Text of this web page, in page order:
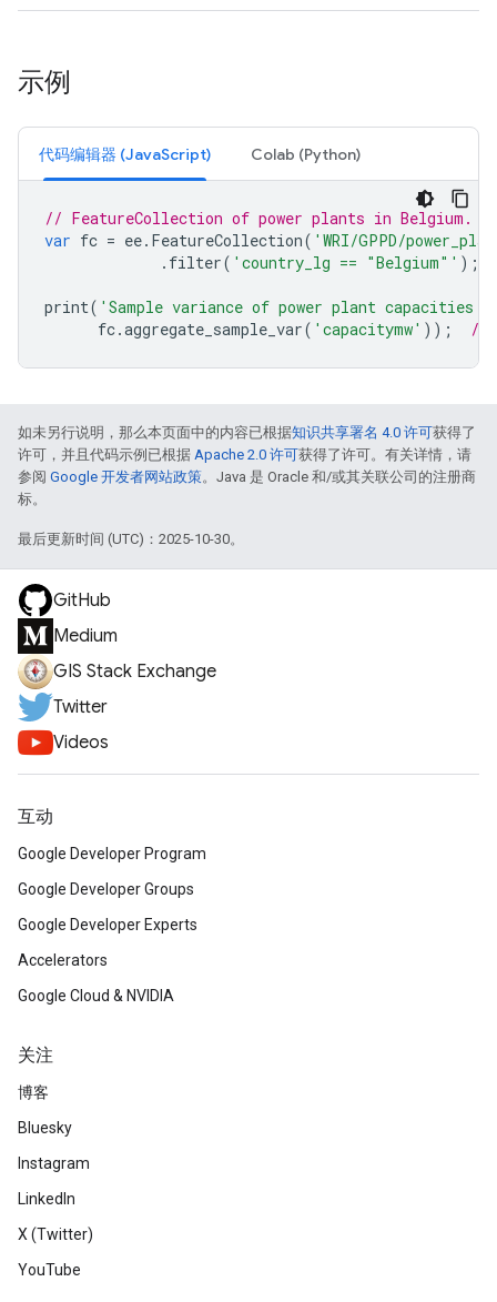
示例
代码编辑器 (JavaScript) Colab (Python)
// FeatureCollection of power plants in Belgium.
var fc = ee. FeatureCollection( 'WRI/GPPD/
. filter( 'country_lg == "Belgium"' );
print( 'Sample variance of power plant capacities
fc.aggregate_sample_var( 'capacitymw' )); //
如未另行说明，那么本页面中的内容已根据知识共享署名 4.0 许可获得了
许可，并且代码示例已根据 Apache 2.0 许可获得了许可。有关详情，请
参阅 Google 开发者网站政策。Java 是 Oracle 和/或其关联公司的注册商
标。
最后更新时间 (UTC)：2025-10-30。
GitHub
Medium
GIS Stack Exchange
Twitter
Videos
互动
Google Developer Program
Google Developer Groups
Google Developer Experts
Accelerators
Google Cloud & NVIDIA
关注
博客
Bluesky
Instagram
LinkedIn
X (Twitter)
YouTube